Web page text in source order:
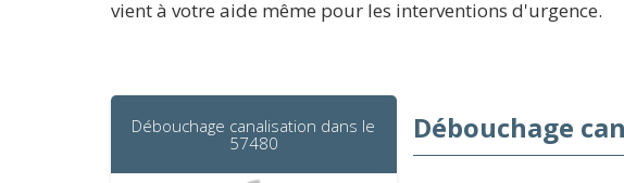
vient à votre aide même pour les interventions d'urgence.
Débouchage canalisation dans le
57480
Débouchage